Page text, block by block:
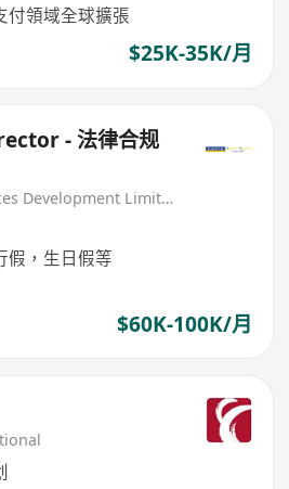
付領域全球擴張
$25K-35K/月
- 法律合规
Levin Human Resources Development Limited
假，生日假等
$60K-100K/月